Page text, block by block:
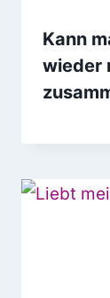
Kann
wieder